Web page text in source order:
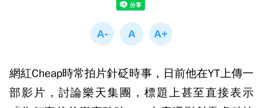
網紅Cheap時常拍片針砭時事，日前他在YT上傳一
部影片，討論樂天集團，標題上甚至直接表示